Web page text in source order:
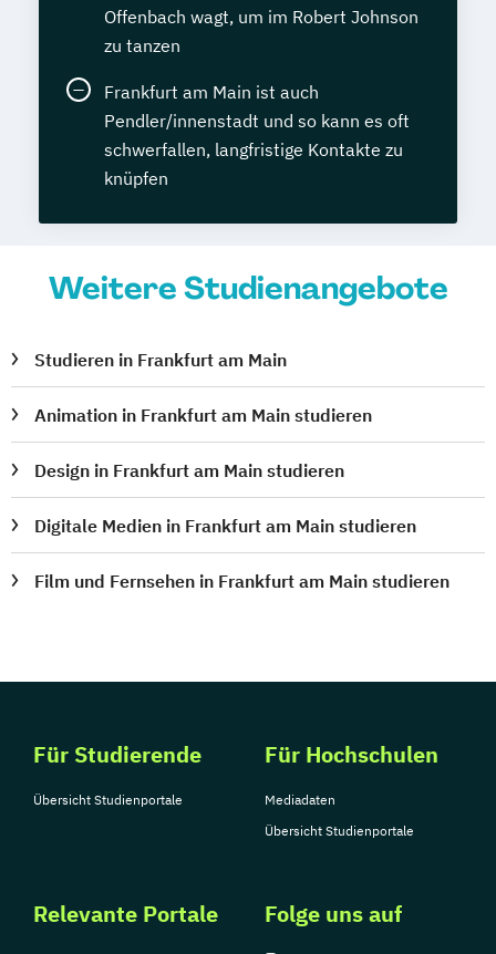
Offenbach wagt, um im Robert Johnson
zu tanzen
Frankfurt am Main ist auch
Pendler/innenstadt und so kann es oft
schwerfallen, langfristige Kontakte zu
knüpfen
Weitere Studienangebote
Studieren in Frankfurt am Main
Animation in Frankfurt am Main studieren
Design in Frankfurt am Main studieren
Digitale Medien in Frankfurt am Main studieren
Film und Fernsehen in Frankfurt am Main studieren
Für Studierende
Übersicht Studienportale
Für Hochschulen
Mediadaten
Übersicht Studienportale
Relevante Portale Folge uns auf